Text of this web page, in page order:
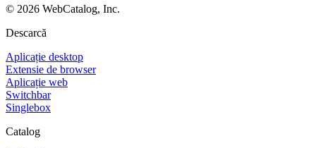
© 2026 WebCatalog, Inc.
Descarcă
Aplicație desktop
Extensie de browser
Aplicație web
Switchbar
Singlebox
Catalog